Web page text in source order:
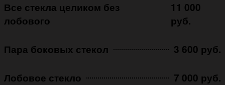
Все стекла целиком без
лобового
11 000
руб.
Пара боковых стекол 3 600 руб.
Лобовое стекло 7 000 руб.